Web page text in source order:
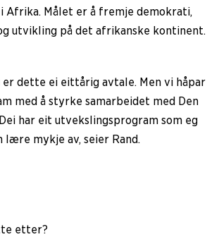
Afrika. Målet er å fremje demokrati,
utvikling på det afrikanske kontinent.
er dette ei eittårig avtale. Men vi håpar
med å styrke samarbeidet med Den
har eit utvekslingsprogram som eg
lære mykje av, seier Rand.
etter?